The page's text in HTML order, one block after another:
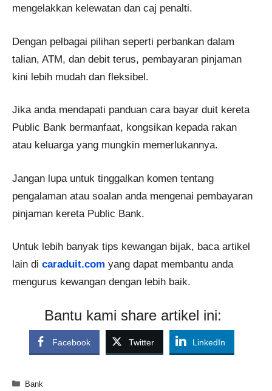
mengelakkan kelewatan dan caj penalti.
Dengan pelbagai pilihan seperti perbankan dalam
talian, ATM, dan debit terus, pembayaran pinjaman
kini lebih mudah dan fleksibel.
Jika anda mendapati panduan cara bayar duit kereta
Public Bank bermanfaat, kongsikan kepada rakan
atau keluarga yang mungkin memerlukannya.
Jangan lupa untuk tinggalkan komen tentang
pengalaman atau soalan anda mengenai pembayaran
pinjaman kereta Public Bank.
Untuk lebih banyak tips kewangan bijak, baca artikel
lain di caraduit.com yang dapat membantu anda
mengurus kewangan dengan lebih baik.
Bantu kami share artikel ini:
Facebook Twitter LinkedIn
Categories
Bank